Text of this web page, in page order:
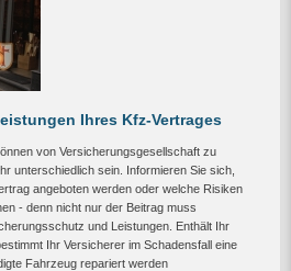
Ihres Kfz-Vertrages
von Versicherungsgesellschaft zu
unterschiedlich sein. Informieren Sie sich,
angeboten werden oder welche Risiken
- denn nicht nur der Beitrag muss
und Leistungen. Enthält Ihr
Ihr Versicherer im Schadensfall eine
Fahrzeug repariert werden